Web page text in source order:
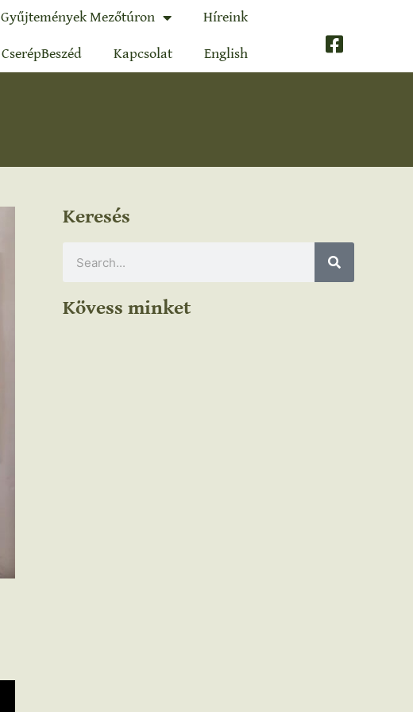
Gyűjtemények Mezőtúron Híreink
CserépBeszéd Kapcsolat English
Keresés
Kövess minket